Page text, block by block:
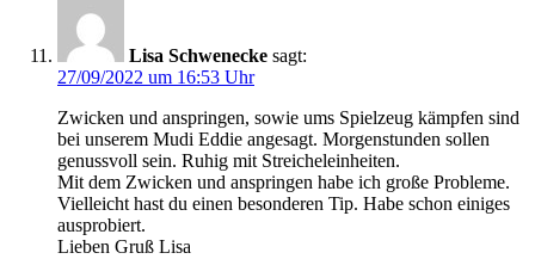
Lisa Schwenecke sagt:
27/09/2022 um 16:53 Uhr
Zwicken und anspringen, sowie ums Spielzeug kämpfen sind
bei unserem Mudi Eddie angesagt. Morgenstunden sollen
genussvoll sein. Ruhig mit Streicheleinheiten.
Mit dem Zwicken und anspringen habe ich große Probleme.
Vielleicht hast du einen besonderen Tip. Habe schon einiges
ausprobiert.
Lieben Gruß Lisa